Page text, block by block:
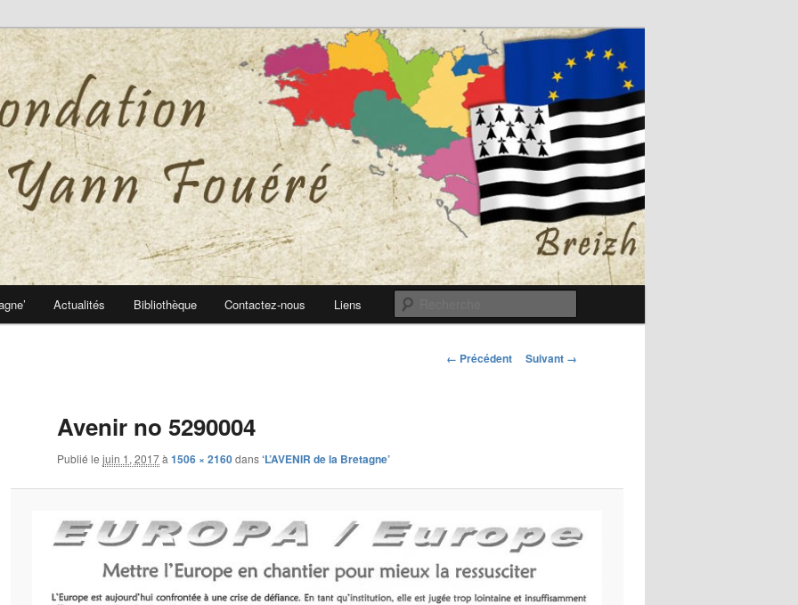
Fouéré
Fouéré
Actualités Bibliothèque Contactez-nous Liens
Navigation
← Précédent Suivant →
Avenir no 5290004
Publié le juin 1, 2017à 1506 × 2160dans‘L’AVENIR de la Bretagne’